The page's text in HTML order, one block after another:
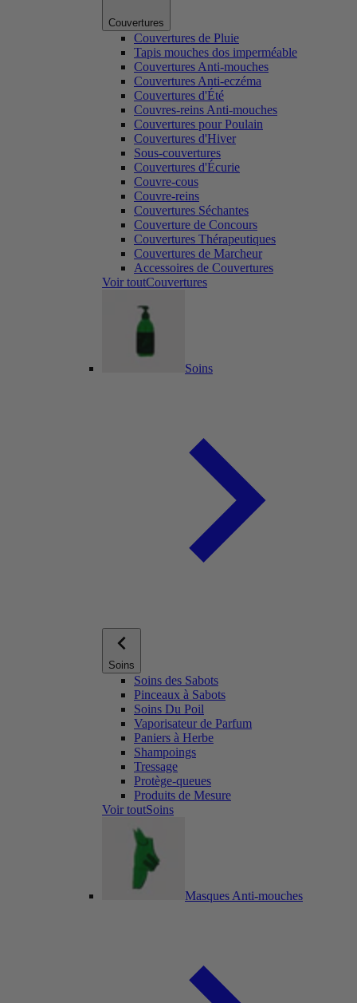
Couvertures
Couvertures de Pluie
Tapis mouches dos imperméable
Couvertures Anti-mouches
Couvertures Anti-eczéma
Couvertures d'Été
Couvres-reins Anti-mouches
Couvertures pour Poulain
Couvertures d'Hiver
Sous-couvertures
Couvertures d'Écurie
Couvre-cous
Couvre-reins
Couvertures Séchantes
Couverture de Concours
Couvertures Thérapeutiques
Couvertures de Marcheur
Accessoires de Couvertures
Voir toutCouvertures
Soins
Soins
Soins des Sabots
Pinceaux à Sabots
Soins Du Poil
Vaporisateur de Parfum
Paniers à Herbe
Shampoings
Tressage
Protège-queues
Produits de Mesure
Voir toutSoins
Masques Anti-mouches